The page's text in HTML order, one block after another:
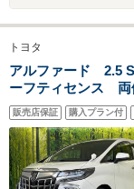
トヨタ
アルファード 2.5
ーフティセンス 両
ウンモニター 純正
グゼクティブシー
販売店保証 購入プラン付